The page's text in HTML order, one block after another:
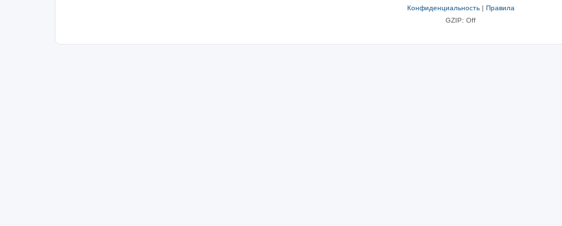
Конфиденциальность| Правила
GZIP: Off